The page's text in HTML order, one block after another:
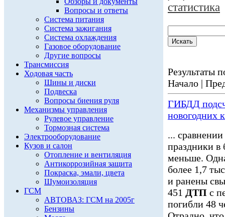
Вопросы и ответы
Система питания
Система зажигания
Система охлаждения
Газовое оборудование
Другие вопросы
Трансмиссия
Ходовая часть
Шины и диски
Подвеска
Вопросы биения руля
Механизмы управления
Рулевое управление
Тормозная система
Электрооборудование
Кузов и салон
Отопление и вентиляция
Антикоррозийная защита
Покраска, эмали, цвета
Шумоизоляция
ГСМ
АВТОВАЗ: ГСМ на 2005г
Бензины
статистика
Результаты
Начало |
ГИБДД
новогодних
...
праздники в
меньше.
более 1,7
и ранены
451 ДТП с
погибли 48